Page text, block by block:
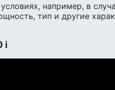
например, в
тип и другие
i